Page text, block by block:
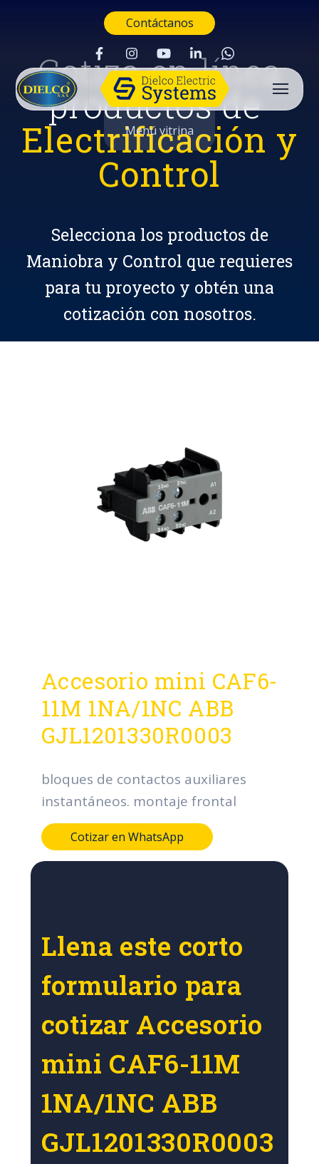
Contáctanos
Menú vitrina
Cotiza en línea
productos de
Electrificación y
Control
Selecciona los productos de
Maniobra y Control que requieres
para tu proyecto y obtén una
cotización con nosotros.
Accesorio mini CAF6-
11M 1NA/1NC ABB
GJL1201330R0003
bloques de contactos auxiliares
instantáneos. montaje frontal
Cotizar en WhatsApp
Llena este corto
formulario para
cotizar Accesorio
mini CAF6-11M
1NA/1NC ABB
GJL1201330R0003